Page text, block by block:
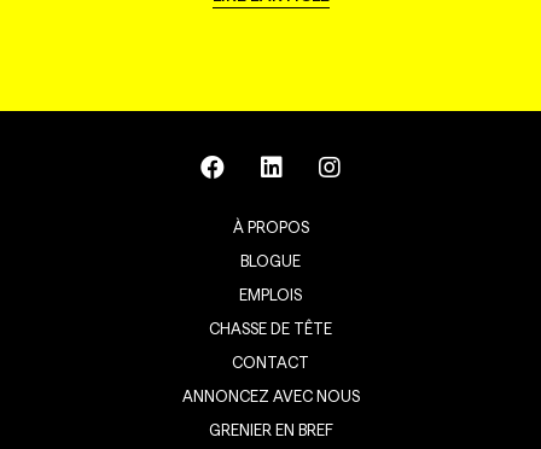
À PROPOS
BLOGUE
EMPLOIS
CHASSE DE TÊTE
CONTACT
ANNONCEZ AVEC NOUS
GRENIER EN BREF